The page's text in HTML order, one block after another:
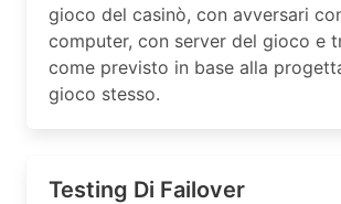
gioco del casinò, con avversari
computer, con server del gioco e
come previsto in base alla
gioco stesso.
Testing Di Failover